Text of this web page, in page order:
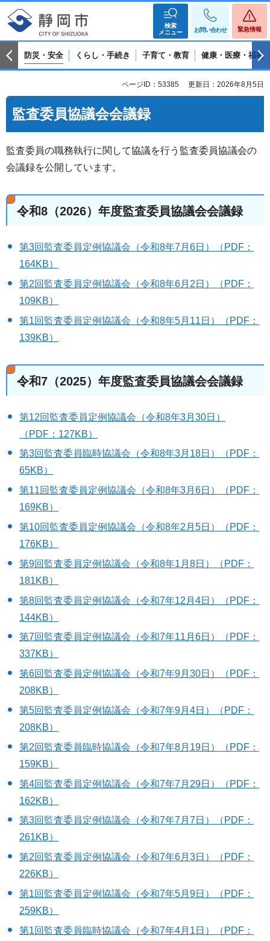
検索
メニュー
お問い合わせ 緊急情報
防災・安全 くらし・手続き 子育て・教育 健康・医療・福祉
ページID：53385 更新日：2026年8月5日
監査委員協議会会議録
監査委員の職務執行に関して協議を行う監査委員協議会の
会議録を公開しています。
令和8（2026）年度監査委員協議会会議録
第3回監査委員定例協議会（令和8年7月6日）（PDF：
164KB）
第2回監査委員定例協議会（令和8年6月2日）（PDF：
109KB）
第1回監査委員定例協議会（令和8年5月11日）（PDF：
139KB）
令和7（2025）年度監査委員協議会会議録
第12回監査委員定例協議会（令和8年3月30日）
（PDF：127KB）
第3回監査委員臨時協議会（令和8年3月18日）（PDF：
65KB）
第11回監査委員定例協議会（令和8年3月6日）（PDF：
169KB）
第10回監査委員定例協議会（令和8年2月5日）（PDF：
176KB）
第9回監査委員定例協議会（令和8年1月8日）（PDF：
181KB）
第8回監査委員定例協議会（令和7年12月4日）（PDF：
144KB）
第7回監査委員定例協議会（令和7年11月6日）（PDF：
337KB）
第6回監査委員定例協議会（令和7年9月30日）（PDF：
208KB）
第5回監査委員定例協議会（令和7年9月4日）（PDF：
208KB）
第2回監査委員臨時協議会（令和7年8月19日）（PDF：
159KB）
第4回監査委員定例協議会（令和7年7月29日）（PDF：
162KB）
第3回監査委員定例協議会（令和7年7月7日）（PDF：
261KB）
第2回監査委員定例協議会（令和7年6月3日）（PDF：
226KB）
第1回監査委員定例協議会（令和7年5月9日）（PDF：
259KB）
第1回監査委員臨時協議会（令和7年4月1日）（PDF：